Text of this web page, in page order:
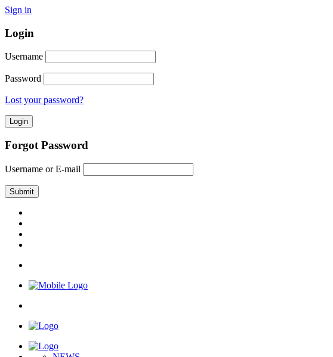
Sign in
Login
Username
Password
Lost your password?
Forgot Password
Username or E-mail